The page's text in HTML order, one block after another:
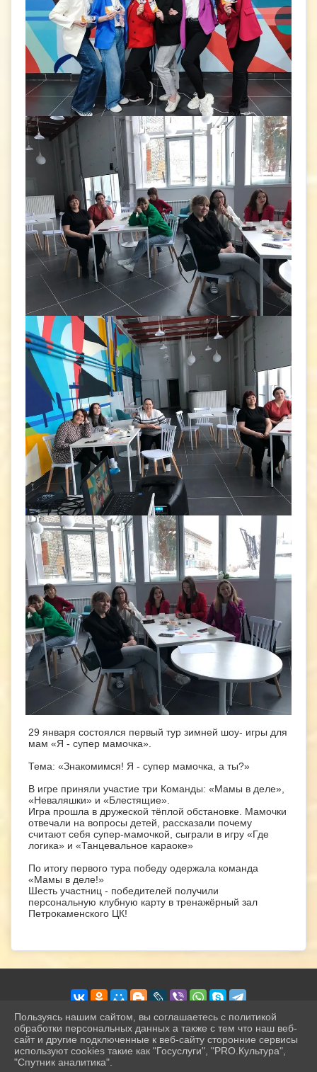
29 января состоялся первый тур зимней шоу- игры для
мам «Я - супер мамочка».
Тема: «Знакомимся! Я - супер мамочка, а ты?»
В игре приняли участие три Команды: «Мамы в деле»,
«Неваляшки» и «Блестящие».
Игра прошла в дружеской тёплой обстановке. Мамочки
отвечали на вопросы детей, рассказали почему
считают себя супер-мамочкой, сыграли в игру «Где
логика» и «Танцевальное караоке»
По итогу первого тура победу одержала команда
«Мамы в деле!»
Шесть участниц - победителей получили
персональную клубную карту в тренажёрный зал
Петрокаменского ЦК!
2026 г. petrokamck.ru
Вход
Карта сайта
Пользуясь нашим сайтом, вы соглашаетесь с политикой
обработки персональных данных а также с тем что наш веб-
сайт и другие подключенные к веб-сайту сторонние сервисы
используют cookies такие как "Госуслуги", "PRO.Культура",
"Спутник аналитика".